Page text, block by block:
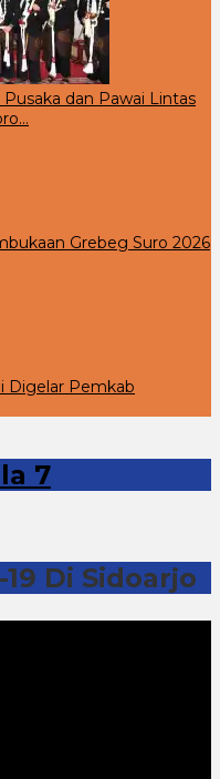
Pusaka dan Pawai Lintas
Grebeg Suro 2026
Digelar Pemkab
7
Di Sidoarjo